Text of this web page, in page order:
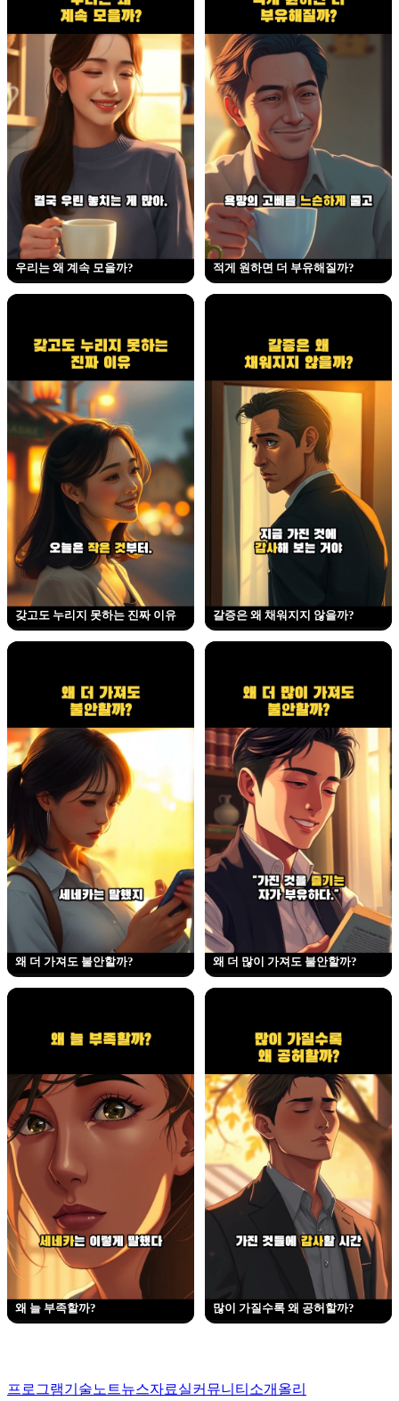
우리는 왜 계속 모을까? 적게 원하면 더 부유해질까?
갖고도 누리지 못하는 진짜 이유 갈증은 왜 채워지지 않을까?
왜 더 가져도 불안할까? 왜 더 많이 가져도 불안할까?
왜 늘 부족할까? 많이 가질수록 왜 공허할까?
프로그램기술노트뉴스자료실커뮤니티 소개 올리